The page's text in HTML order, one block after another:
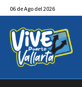
06 deAgo del 2026